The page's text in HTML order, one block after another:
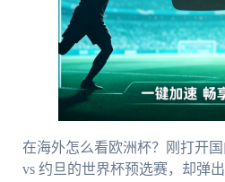
在海外怎么看欧洲杯？刚打开
vs 约旦的世界杯预选赛，却弹